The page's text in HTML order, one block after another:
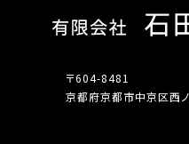
〒604-8481
京都府京都市中京区西